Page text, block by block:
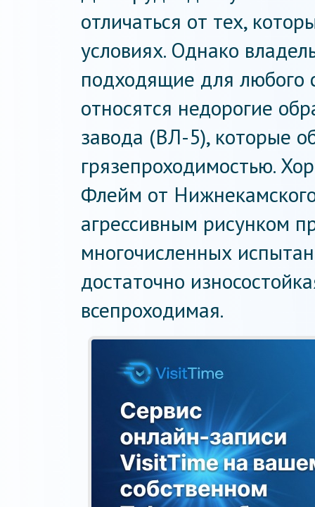
отличаться от тех,
условиях. Однако
подходящие для любого
относятся недорогие
завода (ВЛ-5), которые
грязепроходимостью.
Флейм от
агрессивным рисунком
многочисленных
достаточно
всепроходимая.